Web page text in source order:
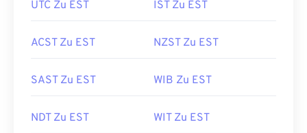
UTC Zu EST IST Zu EST
ACST Zu EST NZST Zu EST
SAST Zu EST WIB Zu EST
NDT Zu EST WIT Zu EST